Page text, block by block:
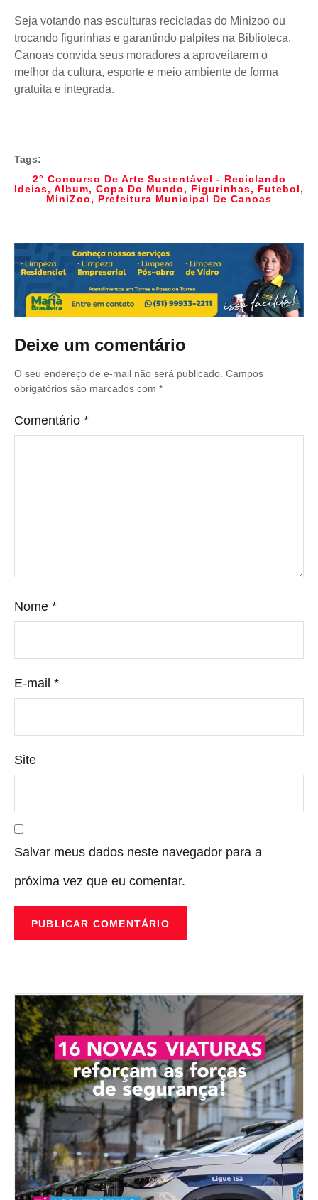
Seja votando nas esculturas recicladas do Minizoo ou
trocando figurinhas e garantindo palpites na Biblioteca,
Canoas convida seus moradores a aproveitarem o
melhor da cultura, esporte e meio ambiente de forma
gratuita e integrada.
Tags:
2° Concurso De Arte Sustentável - Reciclando
Ideias, Album, Copa Do Mundo, Figurinhas, Futebol,
MiniZoo, Prefeitura Municipal De Canoas
Deixe um comentário
O seu endereço de e-mail não será publicado. Campos
obrigatórios são marcados com *
Comentário *
Nome *
E-mail *
Site
Salvar meus dados neste navegador para a
próxima vez que eu comentar.